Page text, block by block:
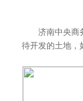
济南中央商务
待开发的土地，